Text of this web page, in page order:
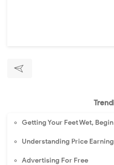
Getting Your Feet Wet,
Understanding Price
Advertising For Free